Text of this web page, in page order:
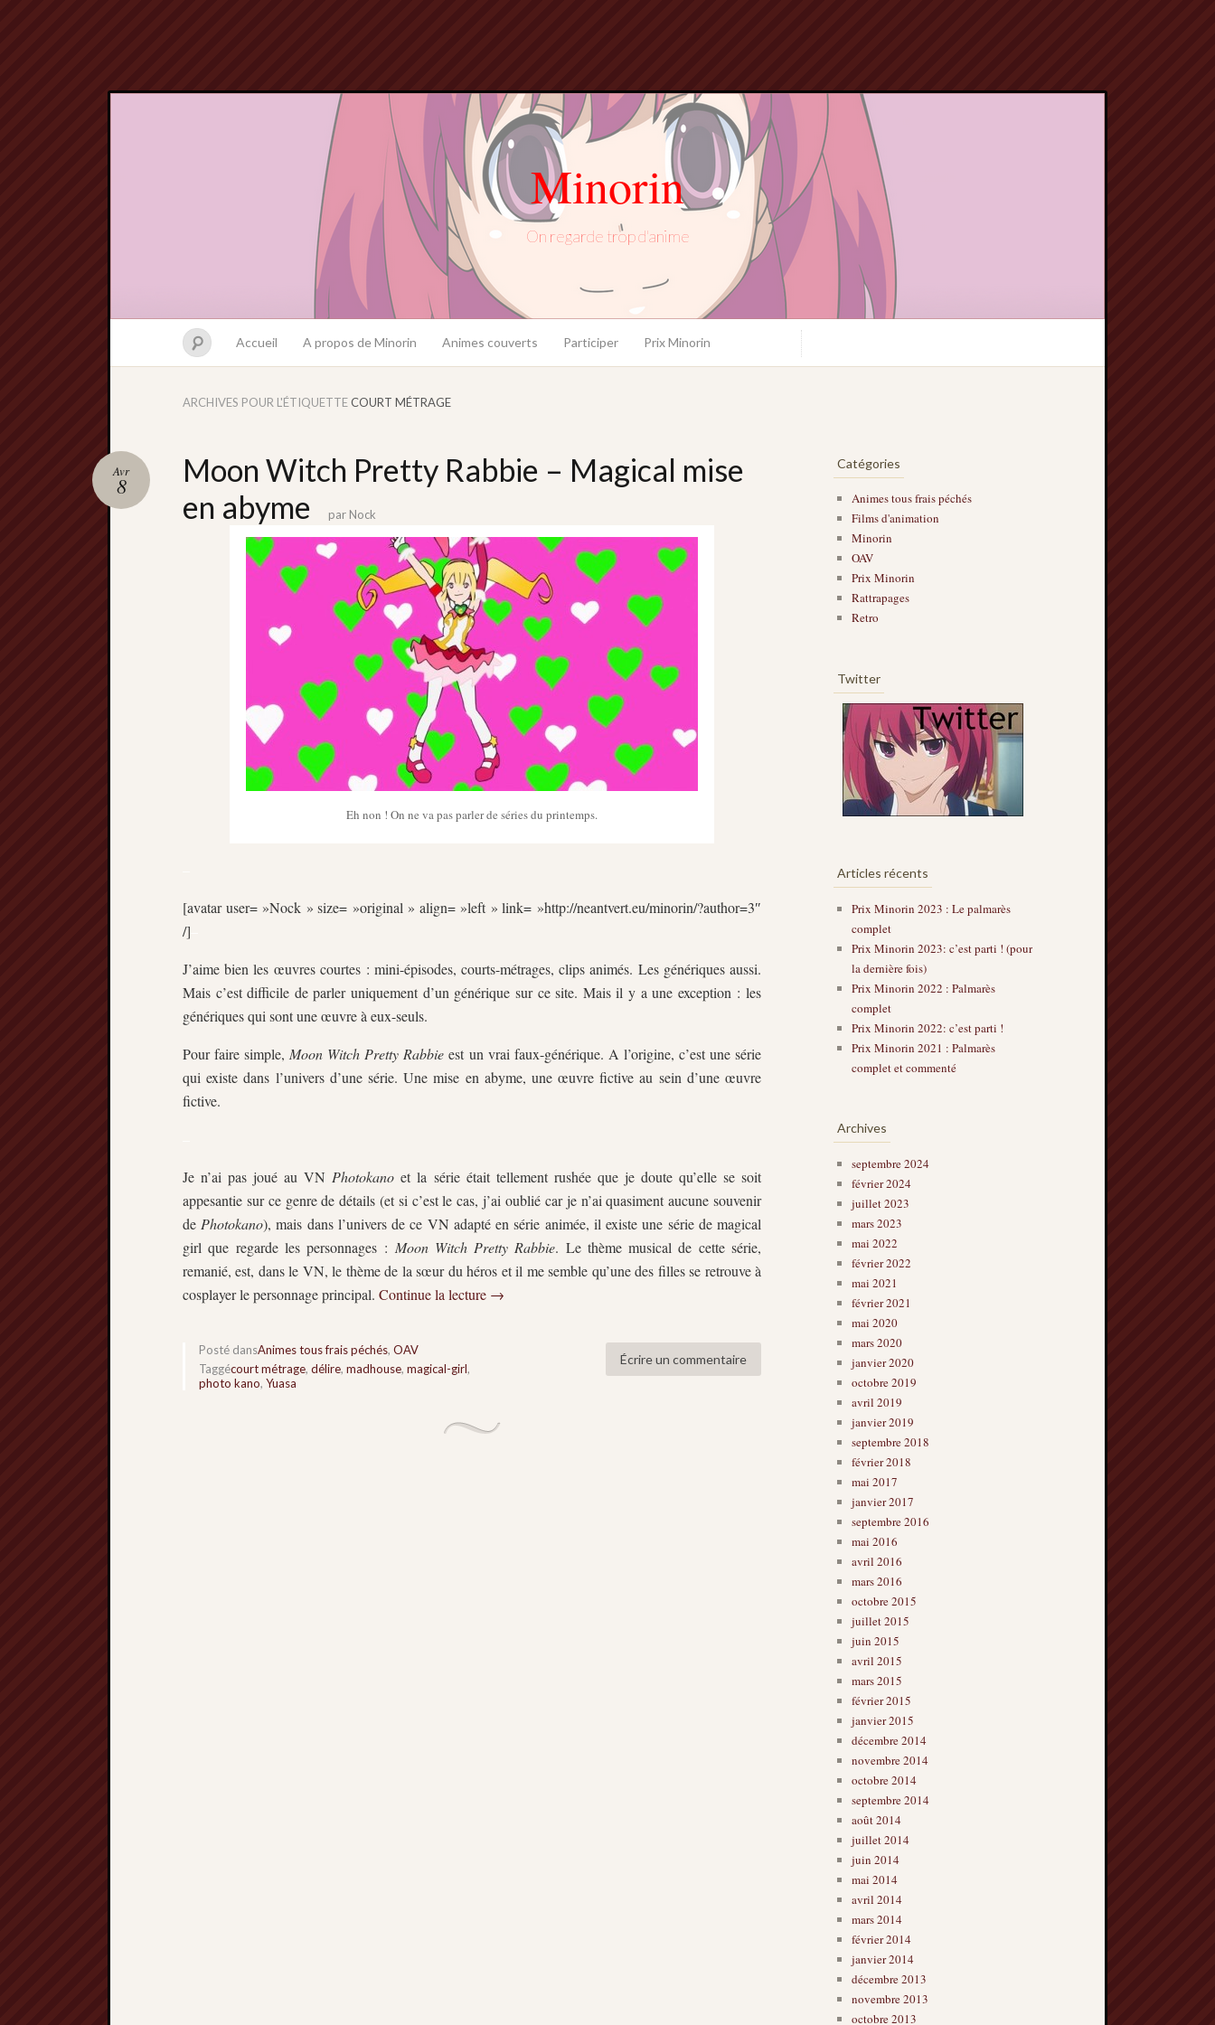
Minorin
On regarde trop d'anime
Accueil A propos de Minorin Animes couverts Participer Prix Minorin
ARCHIVES POUR L'ÉTIQUETTECOURT MÉTRAGE
Moon Witch Pretty Rabbie – Magical mise
en abyme
Avr
8
par Nock
Eh non ! On ne va pas parler de séries du printemps.
[avatar user= »Nock » size= »original » align= »left » link= »http://neantvert.eu/minorin/?author=3″
/]
J’aime bien les œuvres courtes : mini-épisodes, courts-métrages, clips animés. Les génériques aussi.
Mais c’est difficile de parler uniquement d’un générique sur ce site. Mais il y a une exception : les
génériques qui sont une œuvre à eux-seuls.
Pour faire simple,Moon Witch Pretty Rabbie est un vrai faux-générique. A l’origine, c’est une série
qui existe dans l’univers d’une série. Une mise en abyme, une œuvre fictive au sein d’une œuvre
fictive.
Je n’ai pas joué au VNPhotokano et la série était tellement rushée que je doute qu’elle se soit
appesantie sur ce genre de détails (et si c’est le cas, j’ai oublié car je n’ai quasiment aucune souvenir
dePhotokano), mais dans l’univers de ce VN adapté en série animée, il existe une série de magical
girl que regarde les personnages : Moon Witch Pretty Rabbie. Le thème musical de cette série,
remanié, est, dans le VN, le thème de la sœur du héros et il me semble qu’une des filles se retrouve à
cosplayer le personnage principal. Continue la lecture →
Écrire un commentaire
Posté dansAnimes tous frais péchés, OAV
Taggécourt métrage, délire, madhouse, magical-girl,
photo kano, Yuasa
Catégories
Animes tous frais péchés
Films d'animation
Minorin
OAV
Prix Minorin
Rattrapages
Retro
Twitter
Articles récents
Prix Minorin 2023 : Le palmarès
complet
Prix Minorin 2023: c’est parti ! (pour
la dernière fois)
Prix Minorin 2022 : Palmarès
complet
Prix Minorin 2022: c’est parti !
Prix Minorin 2021 : Palmarès
complet et commenté
Archives
septembre 2024
février 2024
juillet 2023
mars 2023
mai 2022
février 2022
mai 2021
février 2021
mai 2020
mars 2020
janvier 2020
octobre 2019
avril 2019
janvier 2019
septembre 2018
février 2018
mai 2017
janvier 2017
septembre 2016
mai 2016
avril 2016
mars 2016
octobre 2015
juillet 2015
juin 2015
avril 2015
mars 2015
février 2015
janvier 2015
décembre 2014
novembre 2014
octobre 2014
septembre 2014
août 2014
juillet 2014
juin 2014
mai 2014
avril 2014
mars 2014
février 2014
janvier 2014
décembre 2013
novembre 2013
octobre 2013